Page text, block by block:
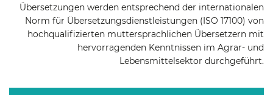
Übersetzungen werden entsprechend der internationalen
Norm für Übersetzungsdienstleistungen (ISO 17100) von
hochqualifizierten muttersprachlichen Übersetzern mit
hervorragenden Kenntnissen im Agrar- und
Lebensmittelsektor durchgeführt.